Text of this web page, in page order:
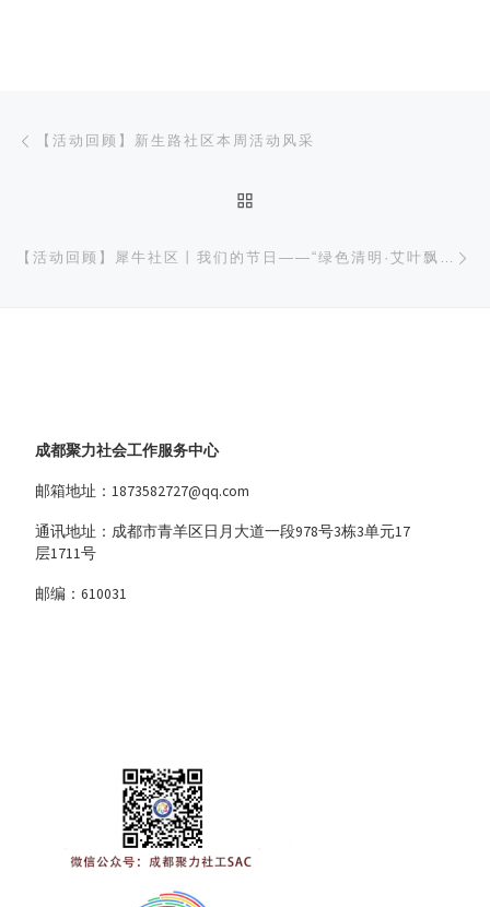
文章导航
【活动回顾】新生路社区本周活动风采
成都聚力社会工作服务中心
邮箱地址：1873582727@qq.com
通讯地址：成都市青羊区日月大道一段978号3栋3单元17
层1711号
邮编：610031